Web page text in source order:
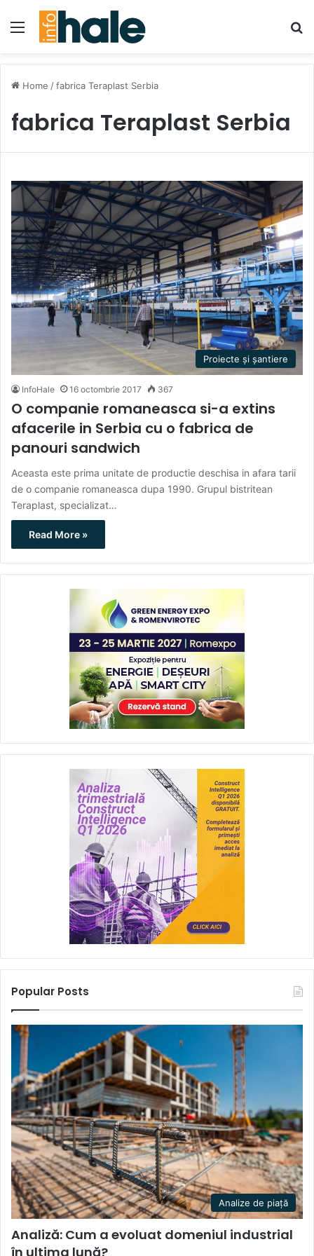
Menu
Home /fabrica Teraplast Serbia
fabrica Teraplast Serbia
Proiecte și șantiere
InfoHale 16 octombrie 2017 367
O companie romaneasca si-a extins
afacerile in Serbia cu o fabrica de
panouri sandwich
Aceasta este prima unitate de productie deschisa in afara tarii
de o companie romaneasca dupa 1990. Grupul bistritean
Teraplast, specializat…
Read More »
Popular Posts
Analize de piață
Analiză: Cum a evoluat domeniul industrial
în ultima lună?